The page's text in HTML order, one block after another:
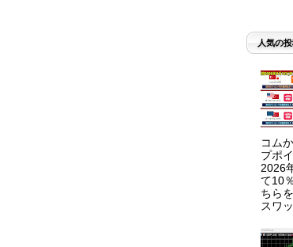
人気の
コム
プポ
2026
て10
ちら
スワ